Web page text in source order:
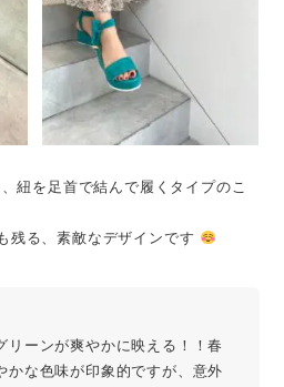
紐を足首で結んで履くタイプのこ
残る、素敵なデザインです
リーンが爽やかに映える！！春
かな色味が印象的ですが、意外